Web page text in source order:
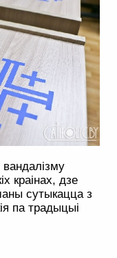
краінах, дзе
сутыкацца з
па традыцыі